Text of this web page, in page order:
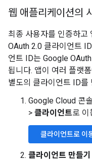
웹 애플리케이션의
최종 사용자를 인증하고
OAuth 2.0 클라이언트
언트 ID는 Google
됩니다. 앱이 여러 플랫
별도의 클라이언트 ID를
Google Cloud 콘
> 클라이언트로 이
클라이언트로 이
클라이언트 만들기